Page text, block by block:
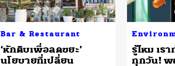
Bar & Restaurant
‘หักดิบเพื่อลดขยะ’
นโยบายที่เปลี่ยน
รู้ไหม เร
ทุกวัน! พ